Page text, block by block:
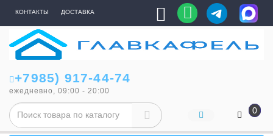
КОНТАКТЫ ДОСТАВКА
+7985) 917-44-74
ежедневно, 09:00 - 20:00
0